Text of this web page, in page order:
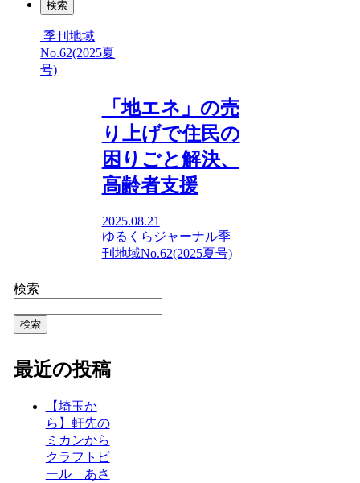
季刊地域
No.62(2025夏
号)
「地エネ」の売
り上げで住民の
困りごと解決、
高齢者支援
2025.08.21
ゆるくらジャーナル季
刊地域No.62(2025夏号)
検索
検索
最近の投稿
【埼玉か
ら】軒先の
ミカンから
クラフトビ
ール あさ